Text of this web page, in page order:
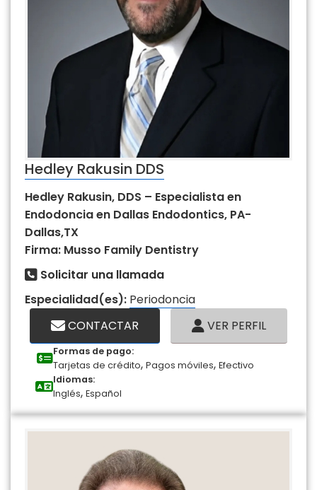
Hedley Rakusin DDS
Hedley Rakusin, DDS – Especialista en
Endodoncia en Dallas Endodontics, PA-
Dallas,TX
Firma: Musso Family Dentistry
Solicitar una llamada
Especialidad(es): Periodoncia
CONTACTAR
VER PERFIL
Formas de pago:
Tarjetas de crédito, Pagos móviles, Efectivo
Idiomas:
Inglés, Español